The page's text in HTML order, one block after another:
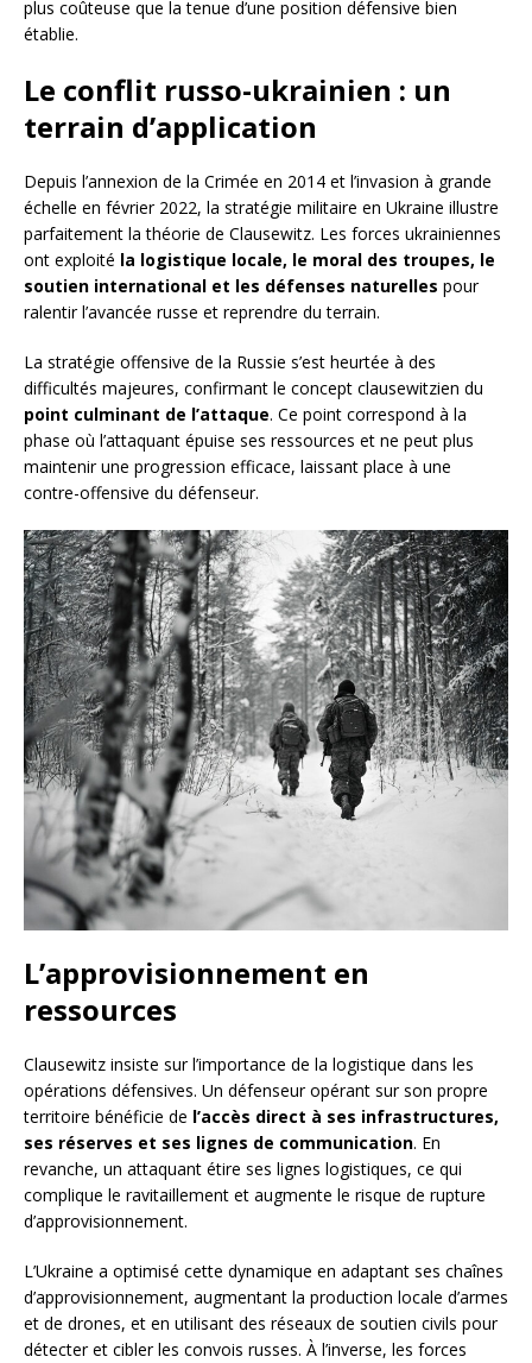
plus coûteuse que la tenue d’une position défensive bien
établie.
Le conflit russo-ukrainien : un
terrain d’application
Depuis l’annexion de la Crimée en 2014 et l’invasion à grande
échelle en février 2022, la stratégie militaire en Ukraine illustre
parfaitement la théorie de Clausewitz. Les forces ukrainiennes
ont exploité la logistique locale, le moral des troupes, le
soutien international et les défenses naturelles pour
ralentir l’avancée russe et reprendre du terrain.
La stratégie offensive de la Russie s’est heurtée à des
difficultés majeures, confirmant le concept clausewitzien du
point culminant de l’attaque. Ce point correspond à la
phase où l’attaquant épuise ses ressources et ne peut plus
maintenir une progression efficace, laissant place à une
contre-offensive du défenseur.
L’approvisionnement en
ressources
Clausewitz insiste sur l’importance de la logistique dans les
opérations défensives. Un défenseur opérant sur son propre
territoire bénéficie de l’accès direct à ses infrastructures,
ses réserves et ses lignes de communication. En
revanche, un attaquant étire ses lignes logistiques, ce qui
complique le ravitaillement et augmente le risque de rupture
d’approvisionnement.
L’Ukraine a optimisé cette dynamique en adaptant ses chaînes
d’approvisionnement, augmentant la production locale d’armes
et de drones, et en utilisant des réseaux de soutien civils pour
détecter et cibler les convois russes. À l’inverse, les forces